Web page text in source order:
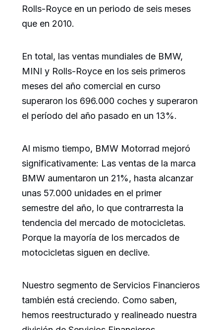
Rolls-Royce en un periodo de seis meses
que en 2010.
En total, las ventas mundiales de BMW,
MINI y Rolls-Royce en los seis primeros
meses del año comercial en curso
superaron los 696.000 coches y superaron
el período del año pasado en un 13%.
Al mismo tiempo, BMW Motorrad mejoró
significativamente: Las ventas de la marca
BMW aumentaron un 21%, hasta alcanzar
unas 57.000 unidades en el primer
semestre del año, lo que contrarresta la
tendencia del mercado de motocicletas.
Porque la mayoría de los mercados de
motocicletas siguen en declive.
Nuestro segmento de Servicios Financieros
también está creciendo. Como saben,
hemos reestructurado y realineado nuestra